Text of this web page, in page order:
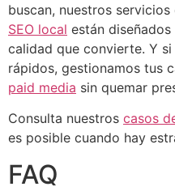
buscan, nuestros servicios
SEO local están
calidad que convierte. Y
rápidos, gestionamos tus
paid media sin quemar
Consulta nuestros casos
es posible cuando hay
FAQ